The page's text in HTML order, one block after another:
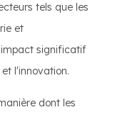
tels que les
et
significatif
l'innovation.
dont les